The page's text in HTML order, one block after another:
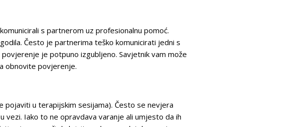
s partnerom uz profesionalnu pomoć.
Često je partnerima teško komunicirati jedni s
je potpuno izgubljeno. Savjetnik vam može
obnovite povjerenje.
pojaviti u terapijskim sesijama). Često se nevjera
Iako to ne opravdava varanje ali umjesto da ih